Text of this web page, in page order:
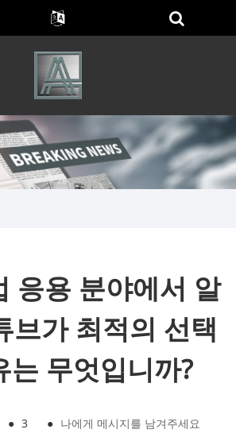
응용 분야에서 알
브가 최적의 선택
는 무엇입니까?
● 3 ● 나에게 메시지를 남겨주세요